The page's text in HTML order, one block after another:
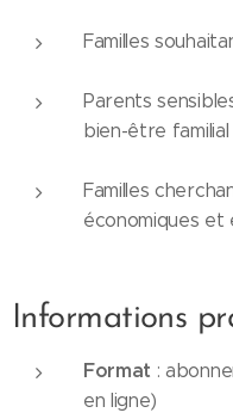
Familles
Parents
bien-être familial
Familles
économiques et
Informations
Format :
en ligne)